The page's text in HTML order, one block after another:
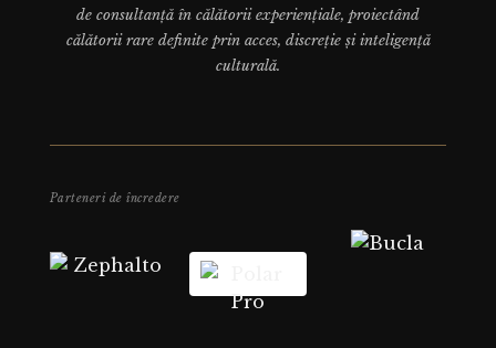
de consultanță în călătorii experiențiale, proiectând
călătorii rare definite prin acces, discreție și inteligență
culturală.
Parteneri de încredere